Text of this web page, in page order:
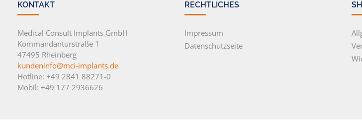
KONTAKT
Medical Consult Implants GmbH
Kommandanturstraße 1
47495 Rheinberg
kundeninfo@mci-implants.de
Hotline: +49 2841 88271-0
Mobil: +49 177 2936626
RECHTLICHES
Impressum
Datenschutzseite